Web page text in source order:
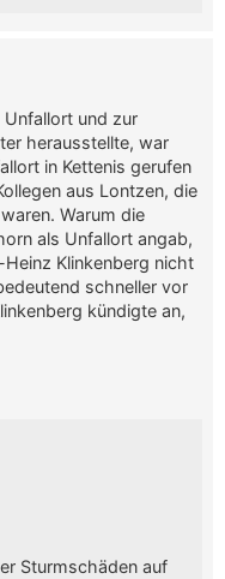
Unfallort und zur
herausstellte, war
in Kettenis gerufen
aus Lontzen, die
Warum die
als Unfallort angab,
Klinkenberg nicht
schneller vor
kündigte an,
Sturmschäden auf